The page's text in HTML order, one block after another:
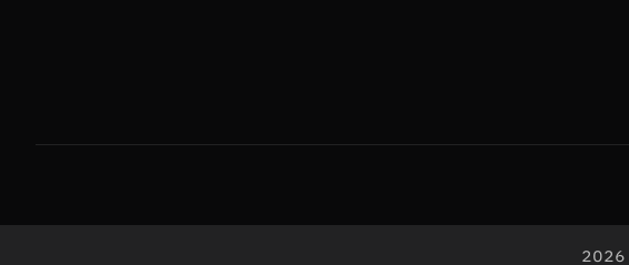
2026